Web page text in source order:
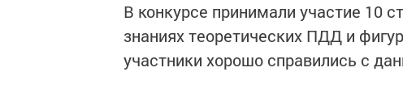
В конкурсе принимали участие 10
знаниях теоретических ПДД и
участники хорошо справились с